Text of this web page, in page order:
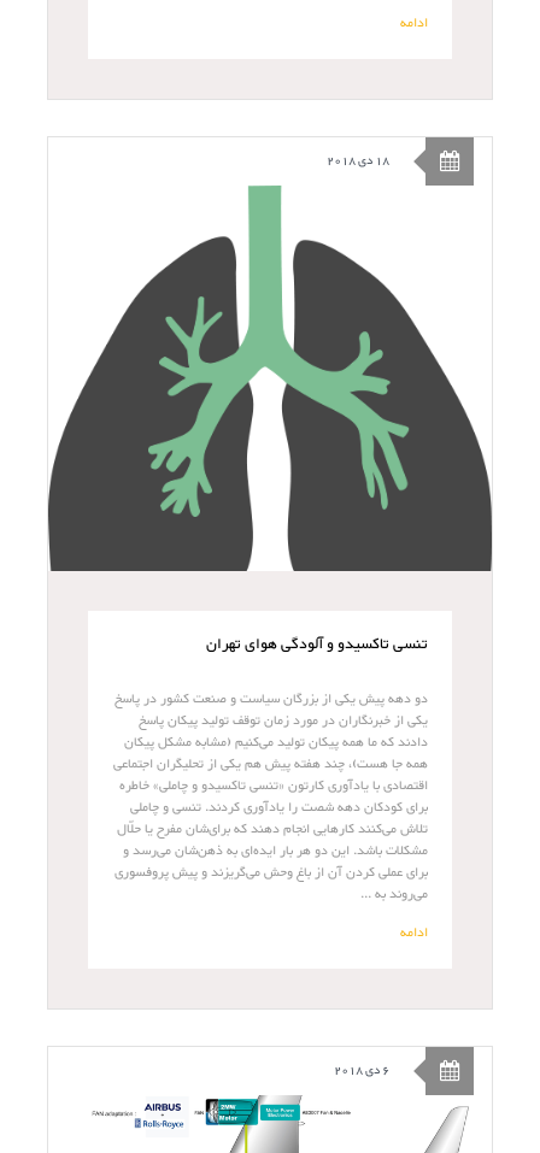
ادامه
18 دی 2018
تنسی تاکسیدو و آلودگی هوای تهران
دو دهه پیش یکی از بزرگان سیاست و صنعت کشور در پاسخ
یکی از خبرنگاران در مورد زمان توقف تولید پیکان پاسخ
دادند که ما همه پیکان تولید می­‌کنیم (مشابه مشکل پیکان
همه جا هست)، چند هفته پیش هم یکی از تحلیگران اجتماعی
اقتصادی با یادآوری کارتون «تنسی تاکسیدو و چاملی» خاطره
برای کودکان دهه شصت را یادآوری کردند. تنسی و چاملی
تلاش می‌کنند کارهایی انجام دهند که برای‌شان مفرح یا حلّال
مشکلات باشد. این دو هر بار ایده‌ای به ذهن‌شان می‌رسد و
برای عملی کردن آن از باغ وحش می‌گریزند و پیش پروفسوری
می‌روند به ...
ادامه
6 دی 2018